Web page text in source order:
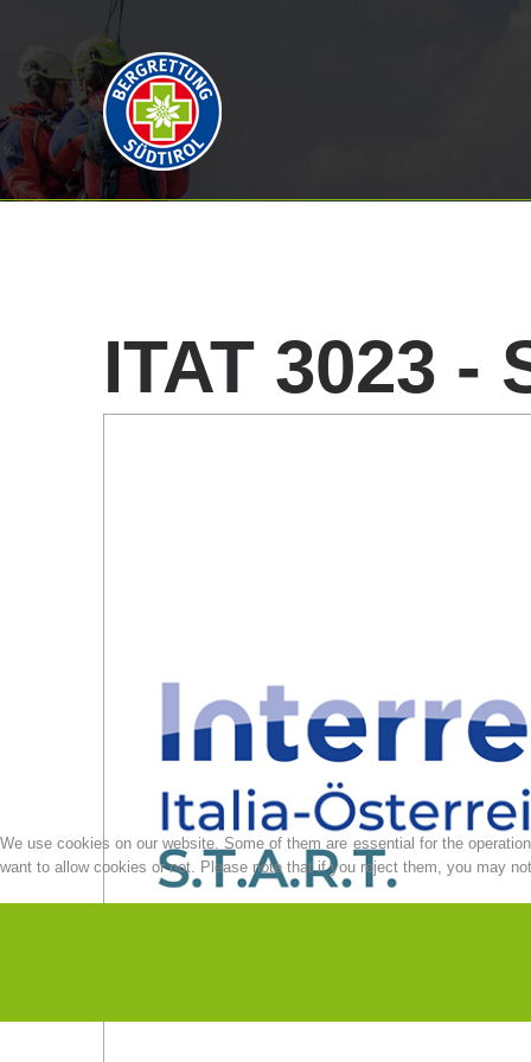
ITAT 3023 -
We use cookies on our website. Some of them are essential for the
want to allow cookies or not. Please note that if you reject them, you may